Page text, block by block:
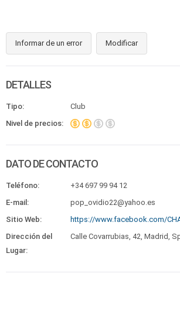
Informar de un error Modificar
DETALLES
Tipo:
Club
Nivel de precios:
DATO DE CONTACTO
Teléfono:
+34 697 99 94 12
E-mail:
pop_ovidio22@yahoo.es
Sitio Web:
https://www.facebook.com/
Dirección del
Lugar:
Calle Covarrubias, 42, Madrid,